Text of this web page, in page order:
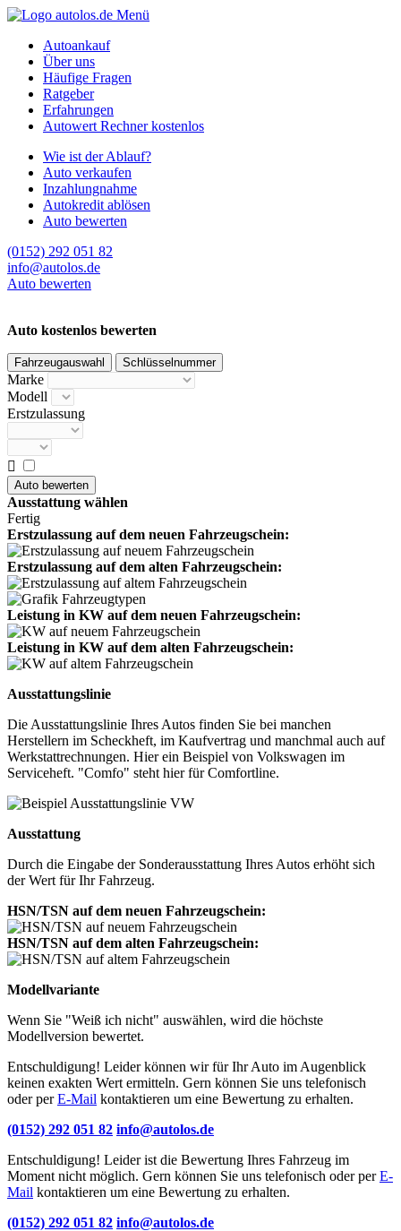
Menü
Autoankauf
Über uns
Häufige Fragen
Ratgeber
Erfahrungen
Autowert Rechner kostenlos
Wie ist der Ablauf?
Auto verkaufen
Inzahlungnahme
Autokredit ablösen
Auto bewerten
(0152) 292 051 82
info@autolos.de
Auto bewerten
Auto kostenlos bewerten
Fahrzeugauswahl Schlüsselnummer
Marke
Modell
Erstzulassung

Ausstattung wählen
Fertig
Erstzulassung auf dem neuen Fahrzeugschein:
Erstzulassung auf dem alten Fahrzeugschein:
Leistung in KW auf dem neuen Fahrzeugschein:
Leistung in KW auf dem alten Fahrzeugschein:
Ausstattungslinie
Die Ausstattungslinie Ihres Autos finden Sie bei manchen
Herstellern im Scheckheft, im Kaufvertrag und manchmal auch auf
Werkstattrechnungen. Hier ein Beispiel von Volkswagen im
Serviceheft. "Comfo" steht hier für Comfortline.
Ausstattung
Durch die Eingabe der Sonderausstattung Ihres Autos erhöht sich
der Wert für Ihr Fahrzeug.
HSN/TSN auf dem neuen Fahrzeugschein:
HSN/TSN auf dem alten Fahrzeugschein:
Modellvariante
Wenn Sie "Weiß ich nicht" auswählen, wird die höchste
Modellversion bewertet.
Entschuldigung! Leider können wir für Ihr Auto im Augenblick
keinen exakten Wert ermitteln. Gern können Sie uns telefonisch
oder perE-Mail kontaktieren um eine Bewertung zu erhalten.
(0152) 292 051 82 info@autolos.de
Entschuldigung! Leider ist die Bewertung Ihres Fahrzeug im
Moment nicht möglich. Gern können Sie uns telefonisch oder perE-
Mail kontaktieren um eine Bewertung zu erhalten.
(0152) 292 051 82 info@autolos.de